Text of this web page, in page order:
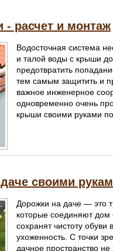
- расчет и монтаж
Водосточная система
и талой воды с крыши
предотвратить
тем самым защитить и
важное инженерное
одновременно очень
крыши своими руками
своими
Дорожки на даче — это
которые соединяют
сохранят чистоту
ухоженность. С точки
дачное пространство